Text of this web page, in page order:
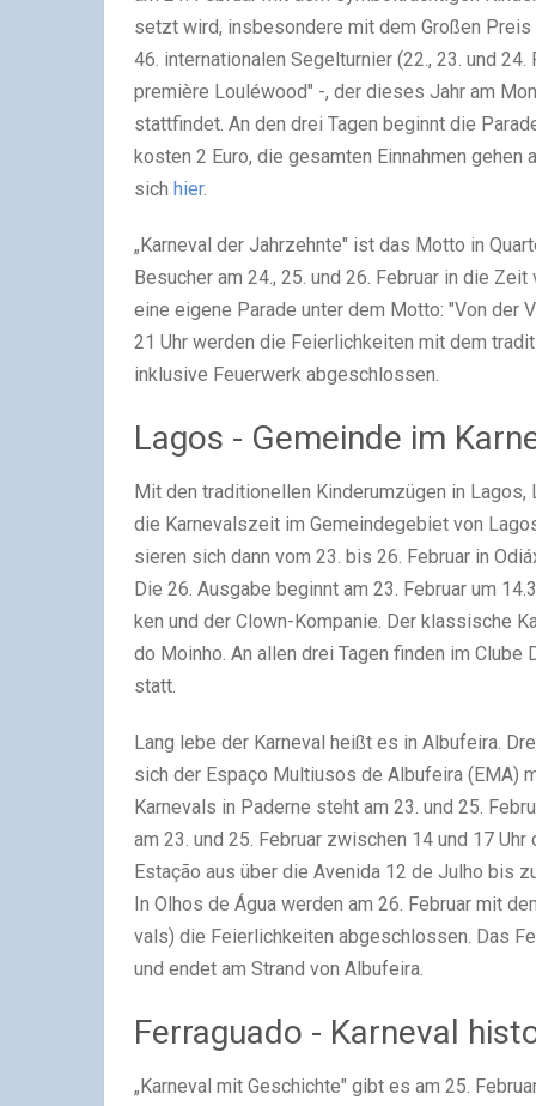
setzt wird, ins­be­son­de­re mit dem Gro­ßen
46. inter­na­tio­na­len Segel­tur­nier (22., 23. und
pre­miè­re Lou­léwood" -, der die­ses Jahr am
statt­fin­det. An den drei Tagen beginnt die
kos­ten 2 Euro, die gesam­ten Ein­nah­men
sich hier.
„Kar­ne­val der Jahr­zehn­te" ist das Mot­to in
Besu­cher am 24., 25. und 26. Febru­ar in die
eine eige­ne Para­de unter dem Mot­to: "Von der
21 Uhr wer­den die Fei­er­lich­kei­ten mit dem
inklu­si­ve Feu­er­werk abge­schlos­sen.
Lagos - Gemeinde im
Mit den tra­di­tio­nel­len Kin­der­um­zü­gen in
die Kar­ne­vals­zeit im Gemein­de­ge­biet von
sie­ren sich dann vom 23. bis 26. Febru­ar in
Die 26. Aus­ga­be beginnt am 23. Febru­ar um
ken und der Clown-Kom­pa­nie. Der klas­si­sche
do Moin­ho. An allen drei Tagen fin­den im
statt.
Lang lebe der Kar­ne­val heißt es in Alb­ufei­ra.
sich der Espa­ço Mul­ti­u­sos de Alb­ufei­ra (EMA)
Kar­ne­vals in Pader­ne steht am 23. und 25.
am 23. und 25. Febru­ar zwi­schen 14 und 17
Estação aus über die Ave­ni­da 12 de Jul­ho bis
In Olhos de Água wer­den am 26. Febru­ar mit
vals) die Fei­er­lich­kei­ten abge­schlos­sen. Das
und endet am Strand von Alb­ufei­ra.
Ferraguado - Karneval
„Kar­ne­val mit Geschich­te" gibt es am 25.